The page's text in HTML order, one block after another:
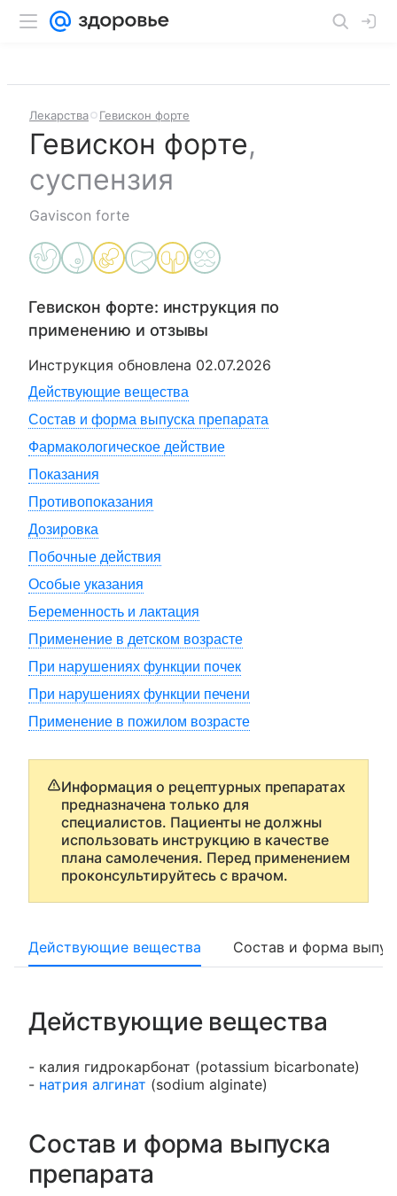
Лекарства Гевискон форте
Гевискон форте,
суспензия
Gaviscon forte
Гевискон форте: инструкция по
применению и отзывы
Инструкция обновлена 02.07.2026
Действующие вещества
Состав и форма выпуска препарата
Фармакологическое действие
Показания
Противопоказания
Дозировка
Побочные действия
Особые указания
Беременность и лактация
Применение в детском возрасте
При нарушениях функции почек
При нарушениях функции печени
Применение в пожилом возрасте
Информация о рецептурных препаратах
предназначена только для
специалистов. Пациенты не должны
использовать инструкцию в качестве
плана самолечения. Перед применением
проконсультируйтесь с врачом.
Действующие вещества Состав и форма
Действующие вещества
- калия гидрокарбонат (potassium bicarbonate)
- натрия алгинат (sodium alginate)
Состав и форма выпуска
препарата